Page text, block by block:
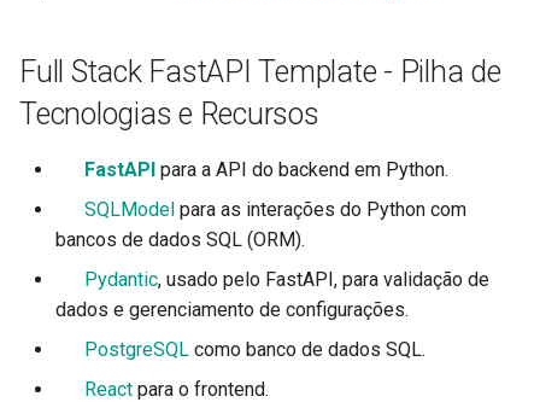
Declare dados de
requisição
Tipos de dados extras
Parâmetros de Cookie
Parâmetros de Cabeçalho
Modelos de Parâmetros
Dependências avançadas
Segurança Avançada
diretamente
Usando Dataclasses
Middleware Avançado
Testando a Base de Dados
Usar antigos códigos de
autenticação 403
HTTPConnection class
Response class
File, HTML, Redirect,
Streaming, etc.
Server-Sent Events -
EventSourceResponse and
ServerSentEvent
Full Stack FastAPI Template - Pilha de
Tecnologias e Recursos
FastAPI para a API do backend em Python.
SQLModel para as interações do Python com
bancos de dados SQL (ORM).
Pydantic, usado pelo FastAPI, para validação de
dados e gerenciamento de configurações.
PostgreSQL como banco de dados SQL.
React para o frontend.